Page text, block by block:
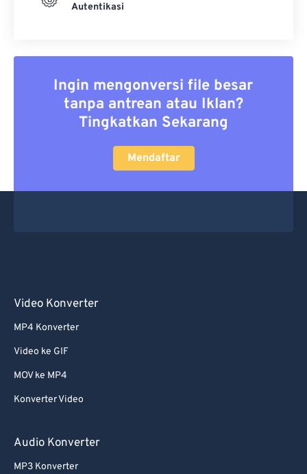
Autentikasi
Ingin mengonversi file besar
tanpa antrean atau Iklan?
Tingkatkan Sekarang
Mendaftar
Video Konverter
MP4 Konverter
Video ke GIF
MOV ke MP4
Konverter Video
Audio Konverter
MP3 Konverter